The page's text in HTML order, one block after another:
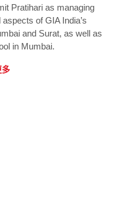
Pratihari as managing
of GIA India’s
and Surat, as well as
in Mumbai.